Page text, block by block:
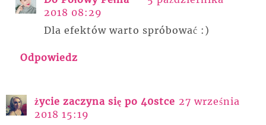
2018 08:29
Dla efektów warto spróbować :)
Odpowiedz
życie zaczyna się po 40stce 27 września
2018 15:19